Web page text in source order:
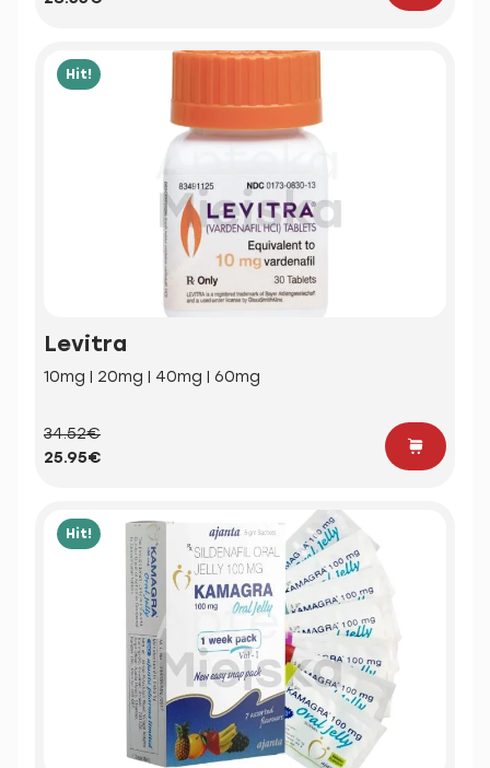
Hit!
Levitra
10mg | 20mg | 40mg | 60mg
34.52€
25.95€
Hit!